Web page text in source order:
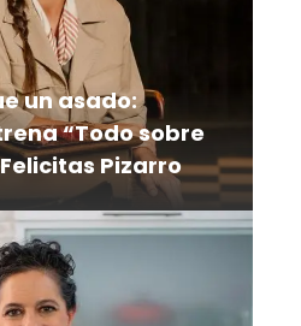
un asado:
“Todo sobre
Pizarro
restaurantes y
parte del
que explora el
desde su origen